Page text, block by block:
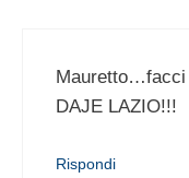
DAJE LAZIO!!!
Rispondi